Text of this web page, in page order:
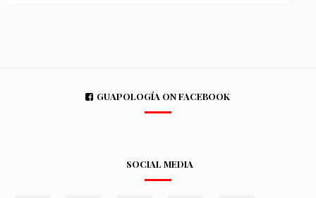
GUAPOLOGÍA ON FACEBOOK
SOCIAL MEDIA